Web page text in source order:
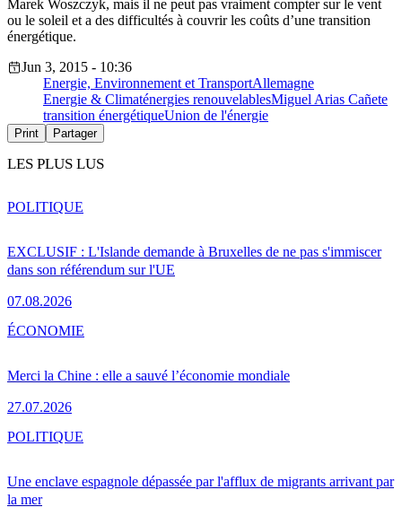
Marek Woszczyk, mais il ne peut pas vraiment compter sur le vent
ou le soleil et a des difficultés à couvrir les coûts d’une transition
énergétique.
Jun 3, 2015 - 10:36
Energie, Environnement et TransportAllemagne
Energie & Climaténergies renouvelablesMiguel Arias Cañete
transition énergétiqueUnion de l'énergie
Print Partager
LES PLUS LUS
EXCLUSIF : L'Islande demande à Bruxelles de ne pas s'immiscer
dans son référendum sur l'UE
07.08.2026
POLITIQUE
Merci la Chine : elle a sauvé l’économie mondiale
27.07.2026
ÉCONOMIE
Une enclave espagnole dépassée par l'afflux de migrants arrivant par
la mer
POLITIQUE